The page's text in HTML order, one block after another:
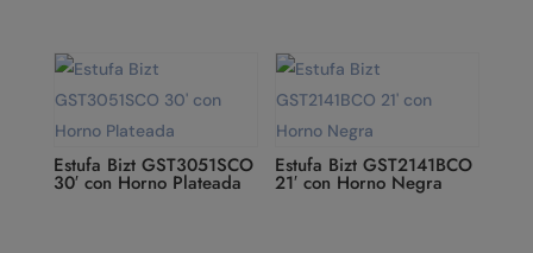
Estufa Bizt GST3051SCO
30′ con Horno Plateada
Estufa Bizt GST2141BCO
21′ con Horno Negra